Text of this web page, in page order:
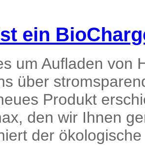
ein
um Aufladen von
über
Produkt
den wir Ihnen
der